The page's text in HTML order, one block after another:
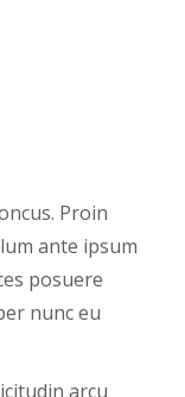
Proin
ante ipsum
posuere
nunc eu
arcu